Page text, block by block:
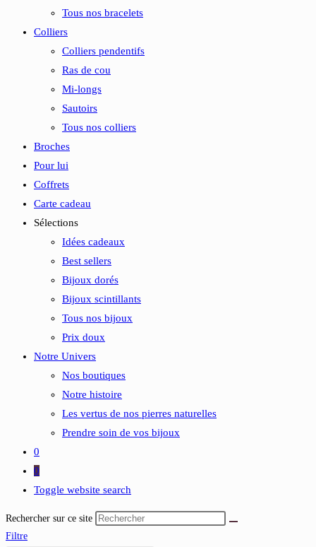
Tous nos bracelets
Colliers
Colliers pendentifs
Ras de cou
Mi-longs
Sautoirs
Tous nos colliers
Broches
Pour lui
Coffrets
Carte cadeau
Sélections
Idées cadeaux
Best sellers
Bijoux dorés
Bijoux scintillants
Tous nos bijoux
Prix doux
Notre Univers
Nos boutiques
Notre histoire
Les vertus de nos pierres naturelles
Prendre soin de vos bijoux
0
0
Toggle website search
Rechercher sur ce site
Filtre